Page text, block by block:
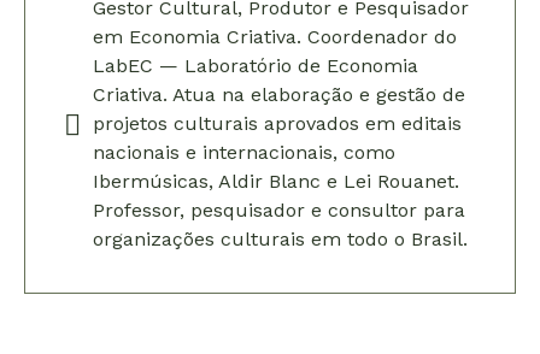
Gestor Cultural, Produtor e Pesquisador
em Economia Criativa. Coordenador do
LabEC — Laboratório de Economia
Criativa. Atua na elaboração e gestão de
projetos culturais aprovados em editais
nacionais e internacionais, como
Ibermúsicas, Aldir Blanc e Lei Rouanet.
Professor, pesquisador e consultor para
organizações culturais em todo o Brasil.